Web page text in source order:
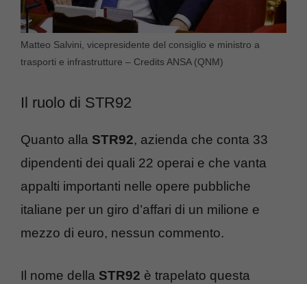
Matteo Salvini, vicepresidente del consiglio e ministro a
trasporti e infrastrutture – Credits ANSA (QNM)
Il ruolo di STR92
Quanto alla STR92, azienda che conta 33
dipendenti dei quali 22 operai e che vanta
appalti importanti nelle opere pubbliche
italiane per un giro d’affari di un milione e
mezzo di euro, nessun commento.
Il nome della STR92 è trapelato questa